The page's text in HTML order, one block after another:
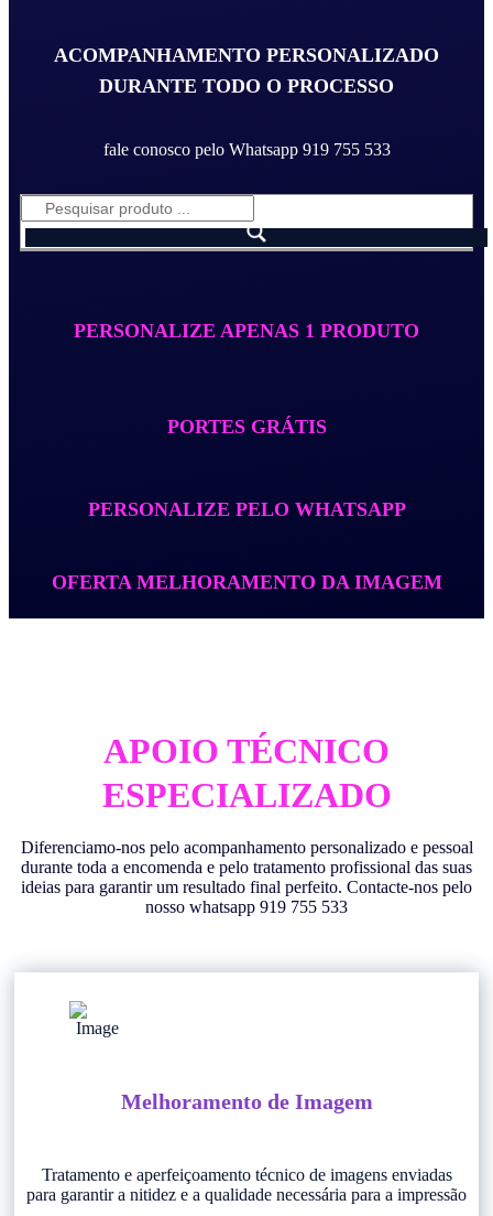
ACOMPANHAMENTO PERSONALIZADO
DURANTE TODO O PROCESSO
fale conosco pelo Whatsapp 919 755 533
PERSONALIZE APENAS 1 PRODUTO
PORTES GRÁTIS
PERSONALIZE PELO WHATSAPP
OFERTA MELHORAMENTO DA IMAGEM
APOIO TÉCNICO
ESPECIALIZADO
Diferenciamo-nos pelo acompanhamento personalizado e pessoal
durante toda a encomenda e pelo tratamento profissional das suas
ideias para garantir um resultado final perfeito. Contacte-nos pelo
nosso whatsapp 919 755 533
Melhoramento de Imagem
Tratamento e aperfeiçoamento técnico de imagens enviadas
para garantir a nitidez e a qualidade necessária para a impressão